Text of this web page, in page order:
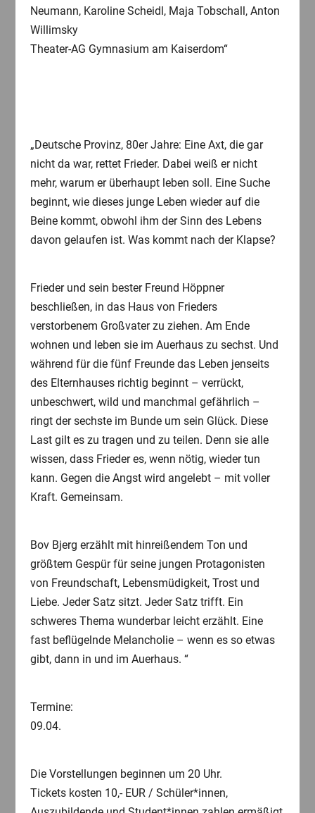
Neumann, Karoline Scheidl, Maja Tobschall, Anton
Willimsky
Theater-AG Gymnasium am Kaiserdom“
„Deutsche Provinz, 80er Jahre: Eine Axt, die gar
nicht da war, rettet Frieder. Dabei weiß er nicht
mehr, warum er überhaupt leben soll. Eine Suche
beginnt, wie dieses junge Leben wieder auf die
Beine kommt, obwohl ihm der Sinn des Lebens
davon gelaufen ist. Was kommt nach der Klapse?
Frieder und sein bester Freund Höppner
beschließen, in das Haus von Frieders
verstorbenem Großvater zu ziehen. Am Ende
wohnen und leben sie im Auerhaus zu sechst. Und
während für die fünf Freunde das Leben jenseits
des Elternhauses richtig beginnt – verrückt,
unbeschwert, wild und manchmal gefährlich –
ringt der sechste im Bunde um sein Glück. Diese
Last gilt es zu tragen und zu teilen. Denn sie alle
wissen, dass Frieder es, wenn nötig, wieder tun
kann. Gegen die Angst wird angelebt – mit voller
Kraft. Gemeinsam.
Bov Bjerg erzählt mit hinreißendem Ton und
größtem Gespür für seine jungen Protagonisten
von Freundschaft, Lebensmüdigkeit, Trost und
Liebe. Jeder Satz sitzt. Jeder Satz trifft. Ein
schweres Thema wunderbar leicht erzählt. Eine
fast beflügelnde Melancholie – wenn es so etwas
gibt, dann in und im Auerhaus. “
Termine:
09.04.
Die Vorstellungen beginnen um 20 Uhr.
Tickets kosten 10,- EUR / Schüler*innen,